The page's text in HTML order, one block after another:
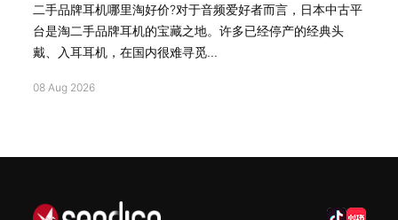
二手品牌耳机哪里淘好价?对于音频爱好者而言，日本中古平
台是淘二手品牌耳机的宝藏之地。许多已经停产的经典头
戴、入耳耳机，在国内很难寻觅...
08 Aug 2026